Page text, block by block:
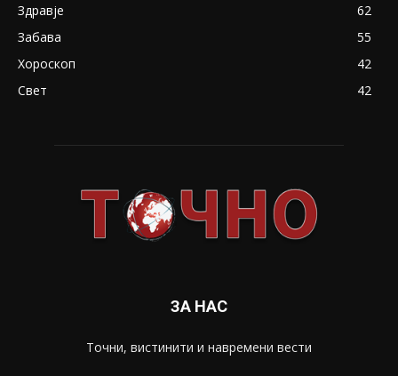
Здравје
62
Забава
55
Хороскоп
42
Свет
42
ЗА НАС
Точни, вистинити и навремени вести